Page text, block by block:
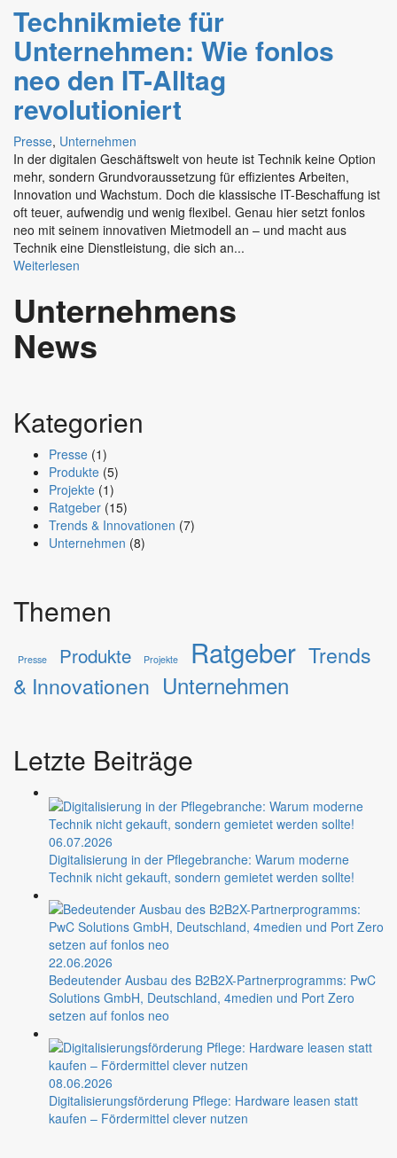
Technikmiete für
Unternehmen: Wie fonlos
neo den IT-Alltag
revolutioniert
Presse, Unternehmen
In der digitalen Geschäftswelt von heute ist Technik keine Option
mehr, sondern Grundvoraussetzung für effizientes Arbeiten,
Innovation und Wachstum. Doch die klassische IT-Beschaffung ist
oft teuer, aufwendig und wenig flexibel. Genau hier setzt fonlos
neo mit seinem innovativen Mietmodell an – und macht aus
Technik eine Dienstleistung, die sich an...
Weiterlesen
Unternehmens
News
Kategorien
Presse (1)
Produkte (5)
Projekte (1)
Ratgeber (15)
Trends & Innovationen (7)
Unternehmen (8)
Themen
Presse Produkte Projekte Ratgeber Trends
& Innovationen Unternehmen
Letzte Beiträge
06.07.2026
Digitalisierung in der Pflegebranche: Warum moderne
Technik nicht gekauft, sondern gemietet werden sollte!
22.06.2026
Bedeutender Ausbau des B2B2X-Partnerprogramms: PwC
Solutions GmbH, Deutschland, 4medien und Port Zero
setzen auf fonlos neo
08.06.2026
Digitalisierungsförderung Pflege: Hardware leasen statt
kaufen – Fördermittel clever nutzen